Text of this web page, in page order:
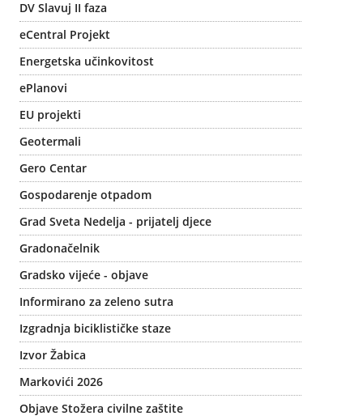
DV Slavuj II faza
eCentral Projekt
Energetska učinkovitost
ePlanovi
EU projekti
Geotermali
Gero Centar
Gospodarenje otpadom
Grad Sveta Nedelja - prijatelj djece
Gradonačelnik
Gradsko vijeće - objave
Informirano za zeleno sutra
Izgradnja biciklističke staze
Izvor Žabica
Markovići 2026
Objave Stožera civilne zaštite